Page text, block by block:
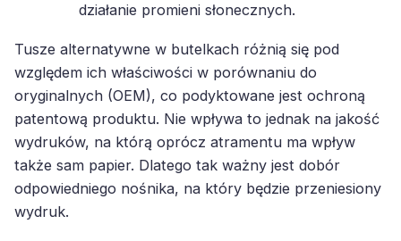
działanie promieni słonecznych.
Tusze alternatywne w butelkach różnią się pod
względem ich właściwości w porównaniu do
oryginalnych (OEM), co podyktowane jest ochroną
patentową produktu. Nie wpływa to jednak na jakość
wydruków, na którą oprócz atramentu ma wpływ
także sam papier. Dlatego tak ważny jest dobór
odpowiedniego nośnika, na który będzie przeniesiony
wydruk.